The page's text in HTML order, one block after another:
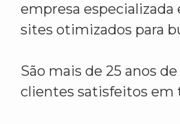
empresa especializada
sites otimizados para
São mais de 25 anos
clientes satisfeitos em